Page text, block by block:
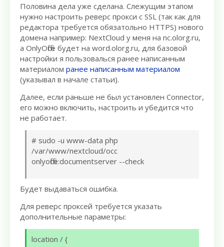
Половина дела уже сделана. Слежущим этапом
нужно настроить реверс прокси c SSL (так как для
редактора требуется обязатольно HTTPS) нового
домена например: NextCloud у меня на nc.olorg.ru,
а OnlyOffice будет на word.olorg.ru, для базовой
настройки я пользовалься ранее написанным
материалом ранее написанным материалом
(указывал в начале статьи).
Далее, если раньше не был установлен Connector,
его можно включить, настроить и убедится что
не работает.
# sudo -u www-data php
/var/www/nextcloud/occ
onlyoffice:documentserver --check
Будет выдаваться ошибка.
Для реверс проксей требуется указать
дополнительные параметры:
location / {